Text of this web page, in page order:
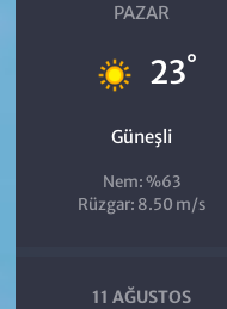
PAZAR
23°
Güneşli
Nem: %63
Rüzgar: 8.50 m/s
11 AĞUSTOS